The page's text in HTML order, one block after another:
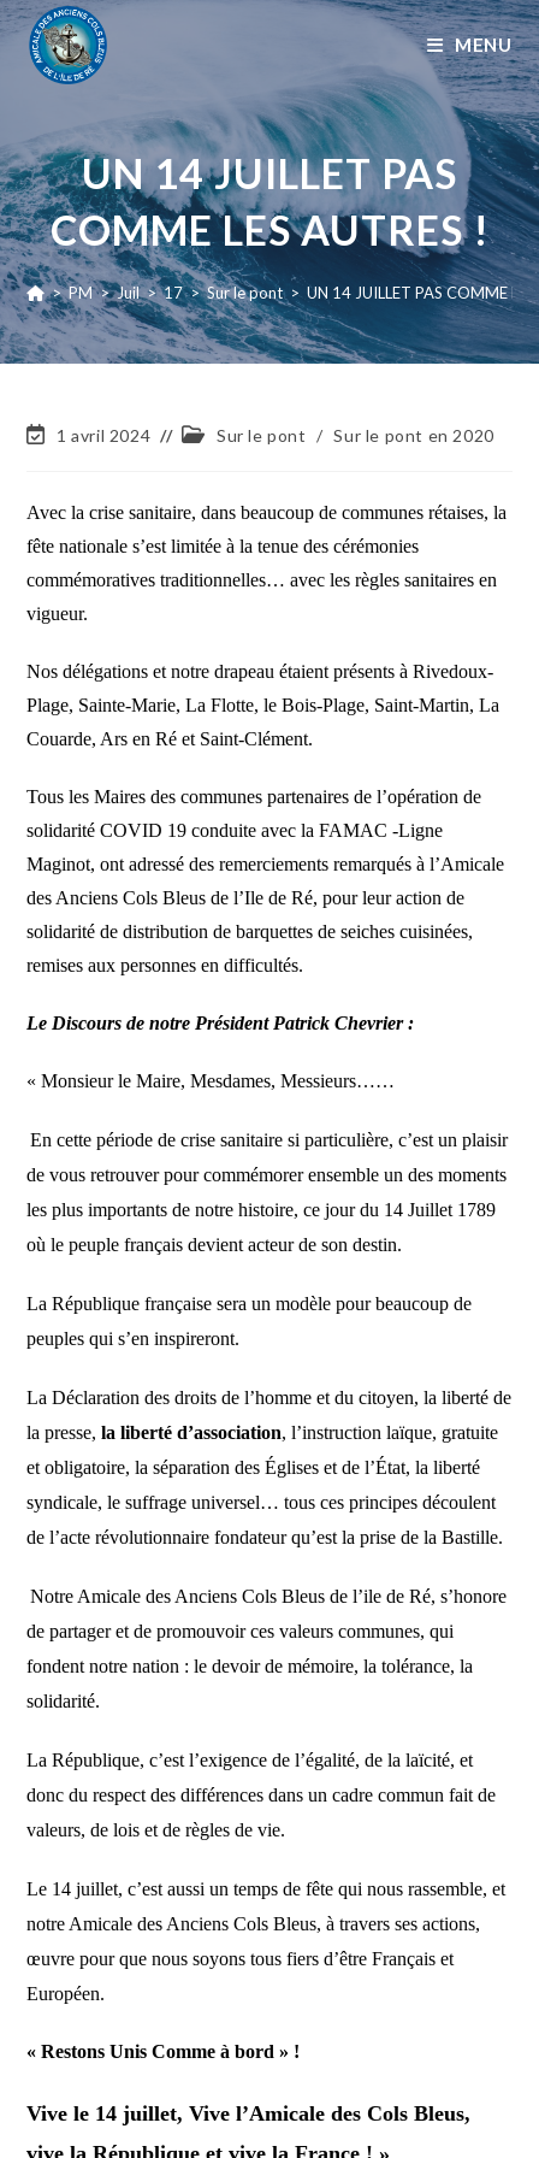
MENU
UN 14 JUILLET PAS
COMME LES AUTRES !
> PM > Juil > 17 > Sur le pont > UN 14 JUILLET PAS COMME
1 avril 2024 Sur le pont / Sur le pont en 2020
Avec la crise sanitaire, dans beaucoup de communes rétaises, la
fête nationale s’est limitée à la tenue des cérémonies
commémoratives traditionnelles… avec les règles sanitaires en
vigueur.
Nos délégations et notre drapeau étaient présents à Rivedoux-
Plage, Sainte-Marie, La Flotte, le Bois-Plage, Saint-Martin, La
Couarde, Ars en Ré et Saint-Clément.
Tous les Maires des communes partenaires de l’opération de
solidarité COVID 19 conduite avec la FAMAC -Ligne
Maginot, ont adressé des remerciements remarqués à l’Amicale
des Anciens Cols Bleus de l’Ile de Ré, pour leur action de
solidarité de distribution de barquettes de seiches cuisinées,
remises aux personnes en difficultés.
Le Discours de notre Président Patrick Chevrier :
« Monsieur le Maire, Mesdames, Messieurs……
Encettepériode de crise sanitaire si particulière,c’est un plaisir
de vous retrouver pour commémorer ensemble un des moments
les plus importants de notre histoire, ce jour du 14 Juillet 1789
où le peuplefrançaisdevient acteur de son destin.
La République françaisesera un modèle pour beaucoup de
peuples qui s’en inspireront.
La Déclaration des droits de l’homme et du citoyen, la liberté de
la presse,la liberté d’association, l’instruction laïque, gratuite
et obligatoire, la séparation des Églises et de l’État, la liberté
syndicale, le suffrage universel… tous ces principes découlent
de l’acte révolutionnaire fondateur qu’estla prise de la Bastille.
Notre Amicale des Anciens Cols Bleus de l’ile de Ré, s’honore
de partager et de promouvoir ces valeurs communes, qui
fondent notre nation :le devoir de mémoire, la tolérance, la
solidarité.
La République, c’est l’exigence de l’égalité, de la laïcité, et
donc du respect des différences dans un cadre commun fait de
valeurs, de lois et derègles de vie.
Le 14 juillet, c’est aussi untemps de fêtequi nous rassemble, et
notre Amicale des AnciensColsBleus,à travers ses actions,
œuvre pour que nous soyons tousfiers d’être Français et
Européen.
« Restons Unis Comme à bord » !
Vive le 14 juillet,Vive l’Amicale desColsBleus,
vive la République et vive la France ! »